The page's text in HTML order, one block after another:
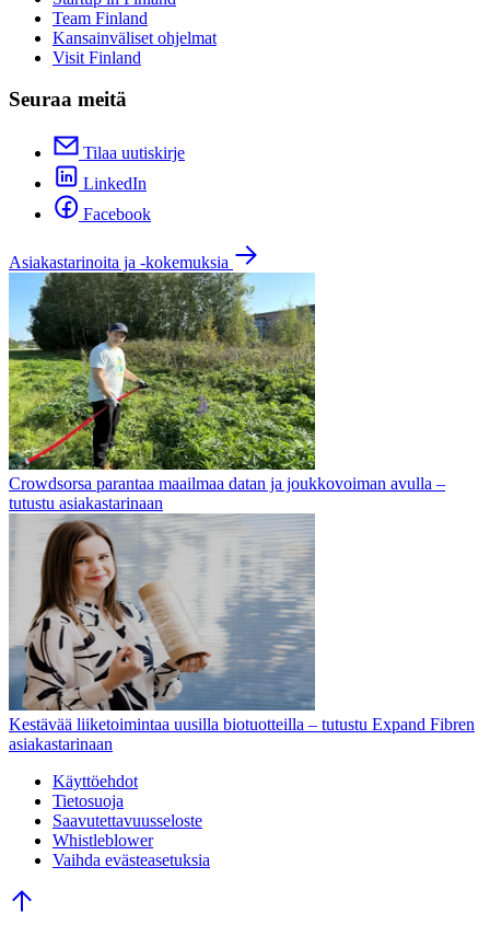
Team Finland
Kansainväliset ohjelmat
Visit Finland
Seuraa meitä
Tilaa uutiskirje
LinkedIn
Facebook
Asiakastarinoita ja -kokemuksia
Crowdsorsa parantaa maailmaa datan ja joukkovoiman avulla –
tutustu asiakastarinaan
Kestävää liiketoimintaa uusilla biotuotteilla – tutustu Expand Fibren
asiakastarinaan
Käyttöehdot
Tietosuoja
Saavutettavuusseloste
Whistleblower
Vaihda evästeasetuksia